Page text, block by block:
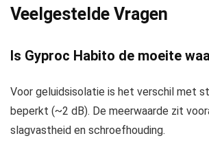
Veelgestelde Vragen
Is Gyproc Habito de moeite
Voor geluidsisolatie is het verschil met
beperkt (~2 dB). De meerwaarde zit
slagvastheid en schroefhouding.